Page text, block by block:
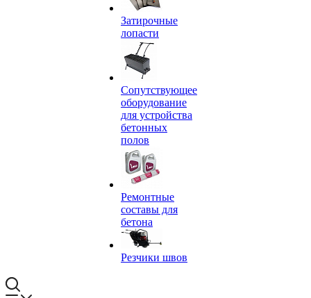
Затирочные
лопасти
Сопутствующее
оборудование
для устройства
бетонных
полов
Ремонтные
составы для
бетона
Резчики швов